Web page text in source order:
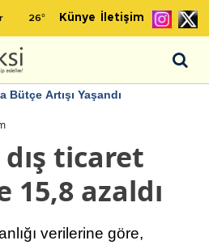
26° Künye İletişim
Bütçe Artışı Yaşandı
ticaret
15,8 azaldı
verilerine göre,